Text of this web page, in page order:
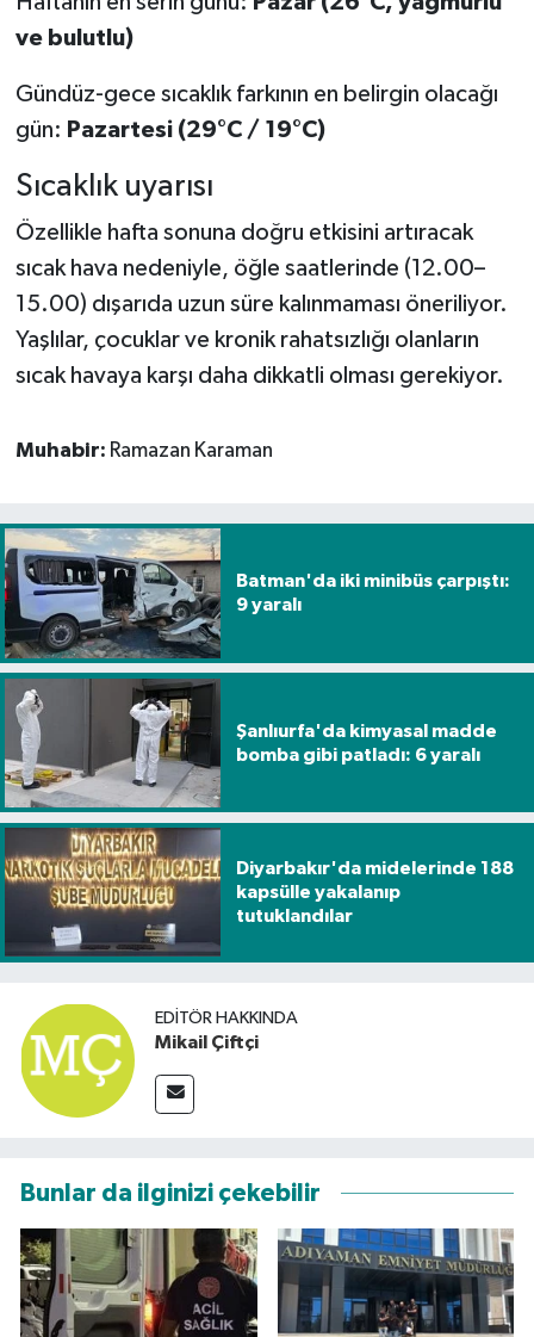
ve bulutlu)
Gündüz-gece sıcaklık farkının en belirgin olacağı
gün: Pazartesi (29°C / 19°C)
Sıcaklık uyarısı
Özellikle hafta sonuna doğru etkisini artıracak
sıcak hava nedeniyle, öğle saatlerinde (12.00–
15.00) dışarıda uzun süre kalınmaması öneriliyor.
Yaşlılar, çocuklar ve kronik rahatsızlığı olanların
sıcak havaya karşı daha dikkatli olması gerekiyor.
Muhabir: Ramazan Karaman
Batman'da iki minibüs çarpıştı:
9 yaralı
Şanlıurfa'da kimyasal madde
bomba gibi patladı: 6 yaralı
Diyarbakır'da midelerinde 188
kapsülle yakalanıp
tutuklandılar
EDITÖR HAKKINDA
Mikail Çiftçi
Bunlar da ilginizi çekebilir